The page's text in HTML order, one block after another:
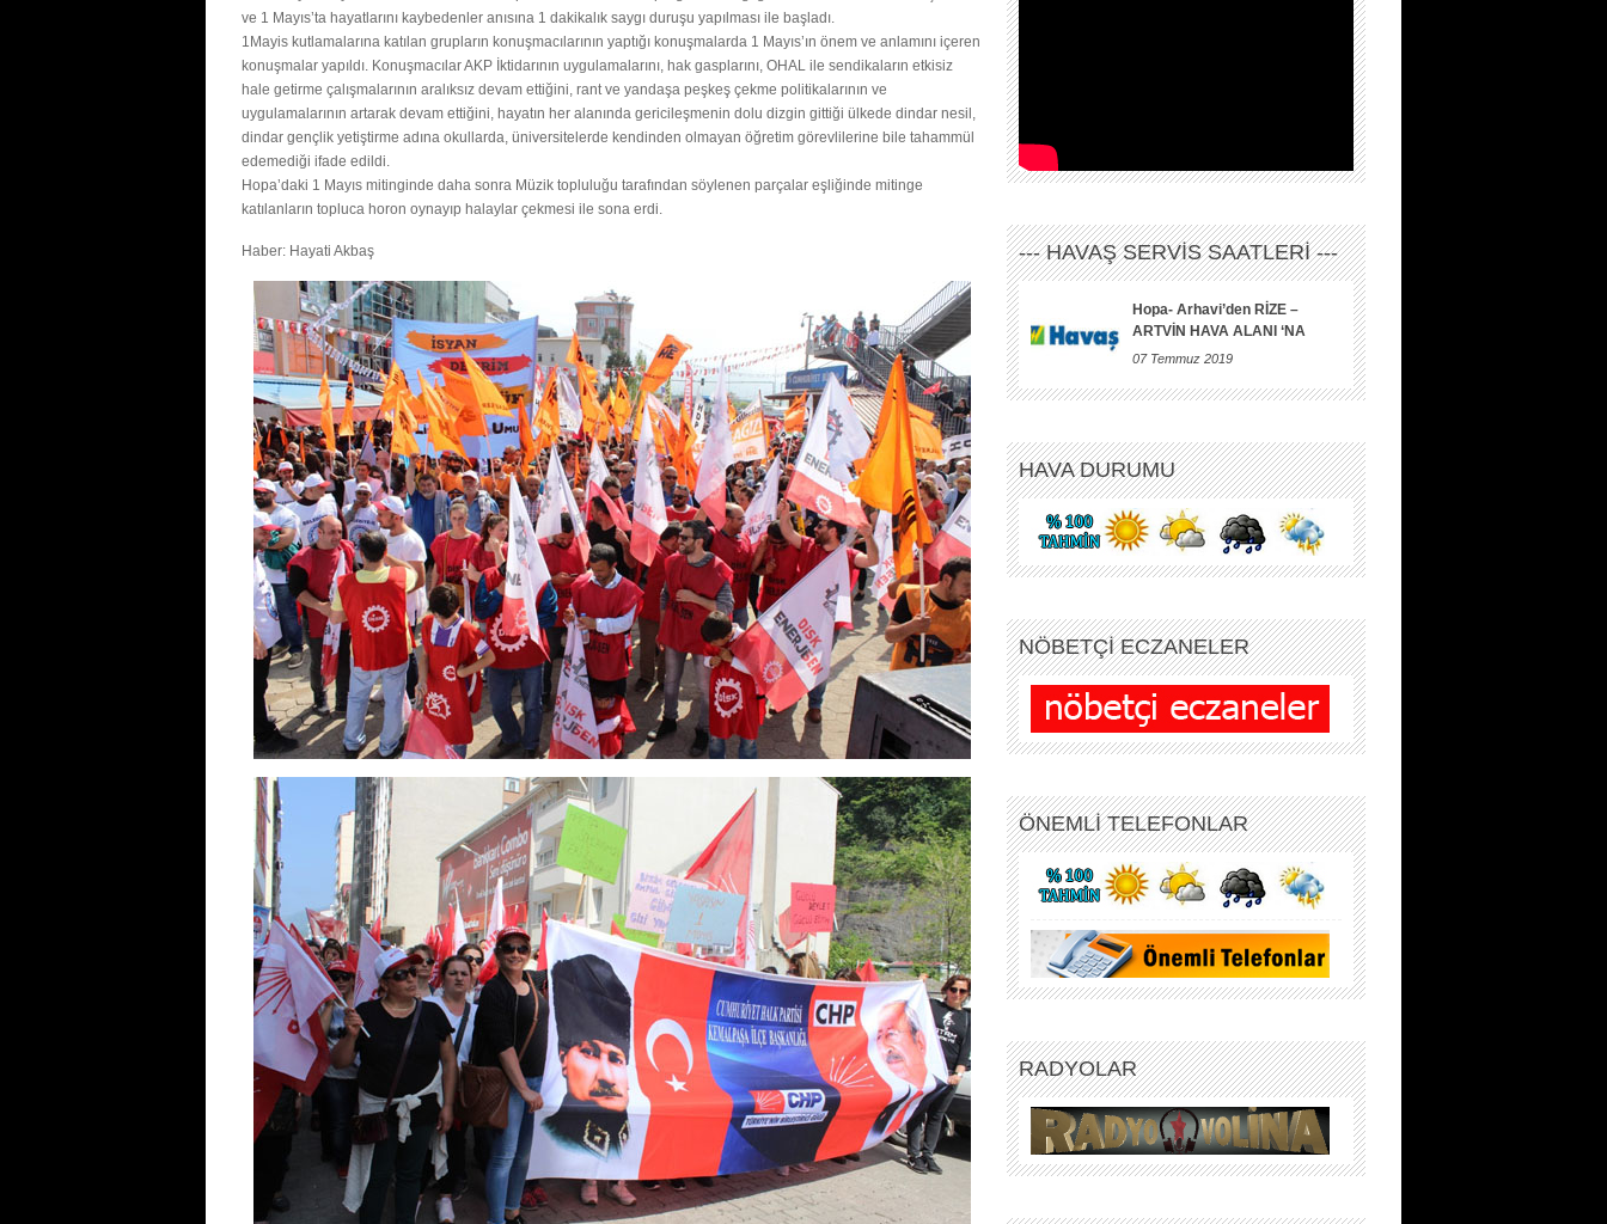
ve 1 Mayıs’ta hayatlarını kaybedenler anısına 1 dakikalık saygı duruşu yapılması ile başladı.
1Mayis kutlamalarına katılan grupların konuşmacılarının yaptığı konuşmalarda 1 Mayıs’ın önem ve anlamını içeren
konuşmalar yapıldı. Konuşmacılar AKP İktidarının uygulamalarını, hak gasplarını, OHAL ile sendikaların etkisiz
hale getirme çalışmalarının aralıksız devam ettiğini, rant ve yandaşa peşkeş çekme politikalarının ve
uygulamalarının artarak devam ettiğini, hayatın her alanında gericileşmenin dolu dizgin gittiği ülkede dindar nesil,
dindar gençlik yetiştirme adına okullarda, üniversitelerde kendinden olmayan öğretim görevlilerine bile tahammül
edemediği ifade edildi.
Hopa’daki 1 Mayıs mitinginde daha sonra Müzik topluluğu tarafından söylenen parçalar eşliğinde mitinge
katılanların topluca horon oynayıp halaylar çekmesi ile sona erdi.
Haber: Hayati Akbaş --- HAVAŞ SERVİS SAATLERİ ---
Hopa- Arhavi’den RİZE –
ARTVİN HAVA ALANI ‘NA
07 Temmuz 2019
HAVA DURUMU
NÖBETÇİ ECZANELER
ÖNEMLİ TELEFONLAR
RADYOLAR